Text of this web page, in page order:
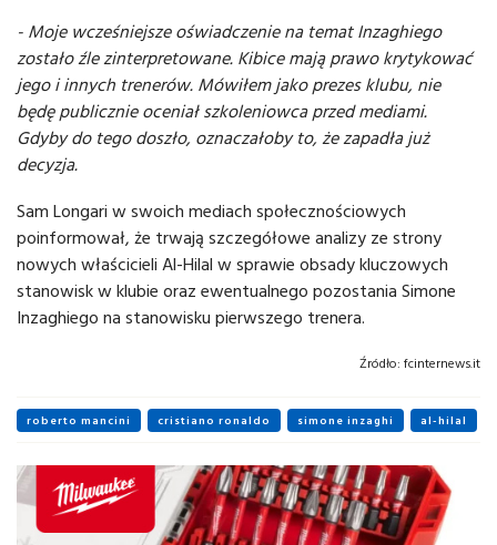
- Moje wcześniejsze oświadczenie na temat Inzaghiego
zostało źle zinterpretowane. Kibice mają prawo krytykować
jego i innych trenerów. Mówiłem jako prezes klubu, nie
będę publicznie oceniał szkoleniowca przed mediami.
Gdyby do tego doszło, oznaczałoby to, że zapadła już
decyzja.
Sam Longari w swoich mediach społecznościowych
poinformował, że trwają szczegółowe analizy ze strony
nowych właścicieli Al-Hilal w sprawie obsady kluczowych
stanowisk w klubie oraz ewentualnego pozostania Simone
Inzaghiego na stanowisku pierwszego trenera.
Źródło: fcinternews.it
roberto mancini cristiano ronaldo simone inzaghi al-hilal